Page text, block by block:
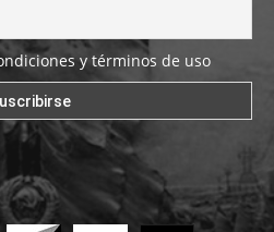
y términos de uso